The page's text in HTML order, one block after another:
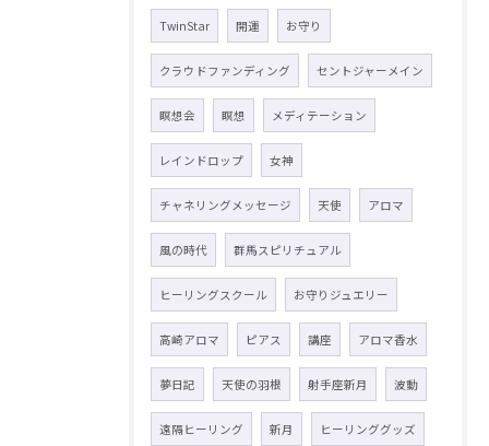
TwinStar 開運 お守り
クラウドファンディング セントジャーメイン
瞑想会 瞑想 メディテーション
レインドロップ 女神
チャネリングメッセージ 天使 アロマ
風の時代 群馬スピリチュアル
ヒーリングスクール お守りジュエリー
高崎アロマ ピアス 講座 アロマ香水
夢日記 天使の羽根 射手座新月 波動
遠隔ヒーリング 新月 ヒーリンググッズ